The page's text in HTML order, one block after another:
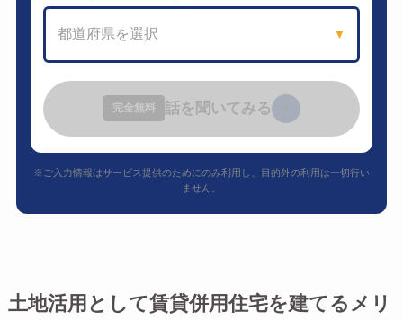
都道府県を選択 ▼
完全無料 話を聞いてみる
※ご入力情報はサービス提供のためにのみ利用し、目的外の利用は一切行い
ません。
土地活用として賃貸併用住宅を建てるメリ